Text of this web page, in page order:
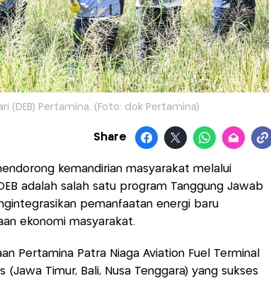
(DEB) Pertamina. (Foto: dok Pertamina)
Share
kemandirian masyarakat melalui
adalah salah satu program Tanggung Jawab
pemanfaatan energi baru
ekonomi masyarakat.
Pertamina Patra Niaga Aviation Fuel Terminal
(Jawa Timur, Bali, Nusa Tenggara) yang sukses